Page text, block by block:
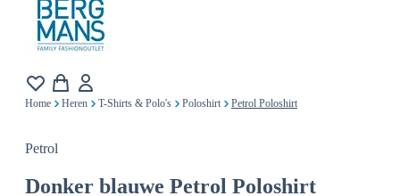
Home Heren T-Shirts & Polo's Poloshirt Petrol Poloshirt
Petrol
Donker blauwe Petrol Poloshirt